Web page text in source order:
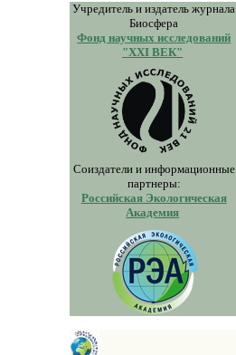
Учредитель и издатель журнала
Биосфера
Фонд научных исследований
"XXI ВЕК"
Соиздатели и информационные
партнеры:
Российская Экологическая
Академия